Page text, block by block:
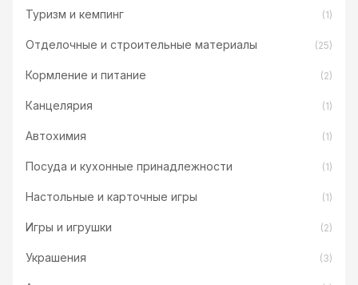
Туризм и кемпинг (1)
Отделочные и строительные материалы (25)
Кормление и питание (2)
Канцелярия (1)
Автохимия (1)
Посуда и кухонные принадлежности (1)
Настольные и карточные игры (1)
Игры и игрушки (2)
Украшения (3)